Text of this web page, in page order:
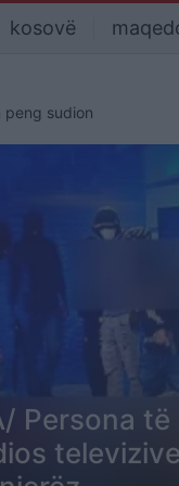
kosovë
peng sudion
Persona